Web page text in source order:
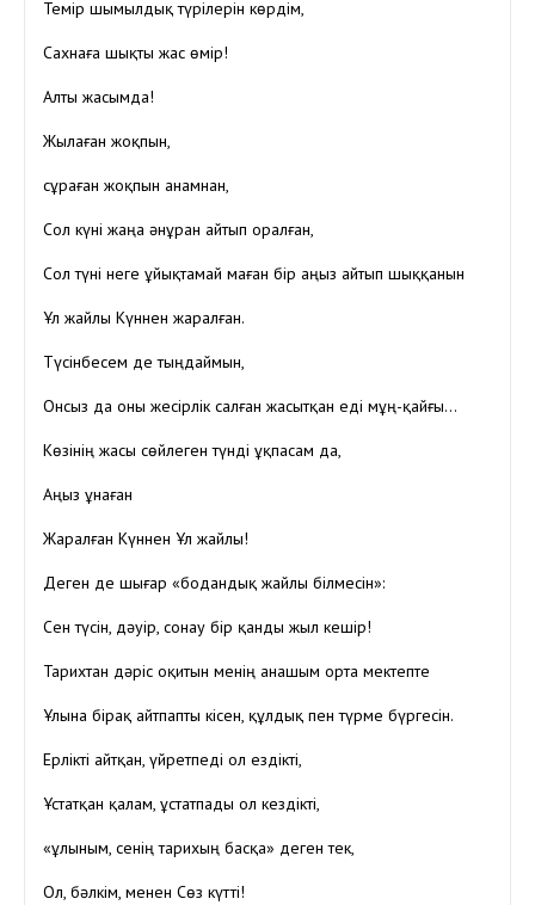
Темір шымылдық түрілерін көрдім,
Сахнаға шықты жас өмір!
Алты жасымда!
Жылаған жоқпын,
сұраған жоқпын анамнан,
Сол күні жаңа әнұран айтып оралған,
Сол түні неге ұйықтамай маған бір аңыз айтып шыққанын
Ұл жайлы Күннен жаралған.
Түсінбесем де тыңдаймын,
Онсыз да оны жесірлік салған жасытқан еді мұң-қайғы…
Көзінің жасы сөйлеген түнді ұқпасам да,
Аңыз ұнаған
Жаралған Күннен Ұл жайлы!
Деген де шығар «бодандық жайлы білмесін»:
Сен түсін, дәуір, сонау бір қанды жыл кешір!
Тарихтан дәріс оқитын менің анашым орта мектепте
Ұлына бірақ айтпапты кісен, құлдық пен түрме бүргесін.
Ерлікті айтқан, үйретпеді ол ездікті,
Ұстатқан қалам, ұстатпады ол кездікті,
«Құлыным, сенің тарихың басқа» деген тек,
Ол, бәлкім, менен Сөз күтті!